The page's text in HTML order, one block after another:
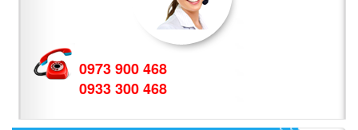
0973 900 468
0933 300 468